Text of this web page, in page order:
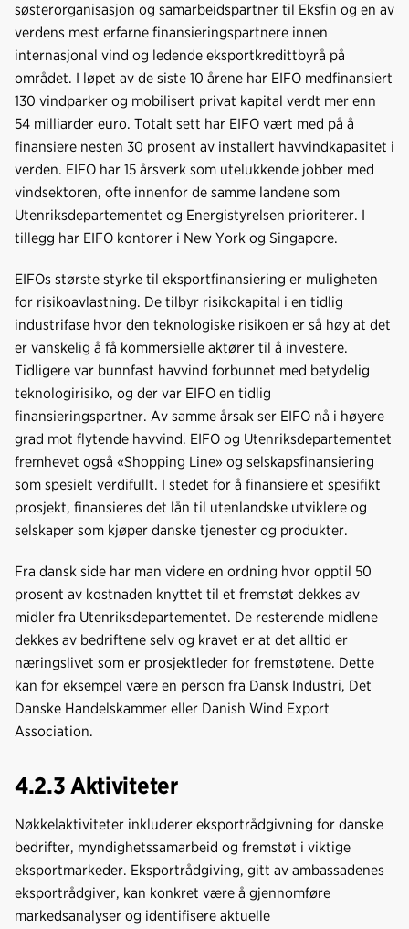
søsterorganisasjon og samarbeidspartner til Eksfin og en av
verdens mest erfarne finansieringspartnere innen
internasjonal vind og ledende eksportkredittbyrå på
området. I løpet av de siste 10 årene har EIFO medfinansiert
130 vindparker og mobilisert privat kapital verdt mer enn
54 milliarder euro. Totalt sett har EIFO vært med på å
finansiere nesten 30 prosent av installert havvindkapasitet i
verden. EIFO har 15 årsverk som utelukkende jobber med
vindsektoren, ofte innenfor de samme landene som
Utenriksdepartementet og Energistyrelsen prioriterer. I
tillegg har EIFO kontorer i New York og Singapore.
EIFOs største styrke til eksportfinansiering er muligheten
for risikoavlastning. De tilbyr risikokapital i en tidlig
industrifase hvor den teknologiske risikoen er så høy at det
er vanskelig å få kommersielle aktører til å investere.
Tidligere var bunnfast havvind forbunnet med betydelig
teknologirisiko, og der var EIFO en tidlig
finansieringspartner. Av samme årsak ser EIFO nå i høyere
grad mot flytende havvind. EIFO og Utenriksdepartementet
fremhevet også «Shopping Line» og selskapsfinansiering
som spesielt verdifullt. I stedet for å finansiere et spesifikt
prosjekt, finansieres det lån til utenlandske utviklere og
selskaper som kjøper danske tjenester og produkter.
Fra dansk side har man videre en ordning hvor opptil 50
prosent av kostnaden knyttet til et fremstøt dekkes av
midler fra Utenriksdepartementet. De resterende midlene
dekkes av bedriftene selv og kravet er at det alltid er
næringslivet som er prosjektleder for fremstøtene. Dette
kan for eksempel være en person fra Dansk Industri, Det
Danske Handelskammer eller Danish Wind Export
Association.
4.2.3 Aktiviteter
Nøkkelaktiviteter inkluderer eksportrådgivning for danske
bedrifter, myndighetssamarbeid og fremstøt i viktige
eksportmarkeder. Eksportrådgiving, gitt av ambassadenes
eksportrådgiver, kan konkret være å gjennomføre
markedsanalyser og identifisere aktuelle